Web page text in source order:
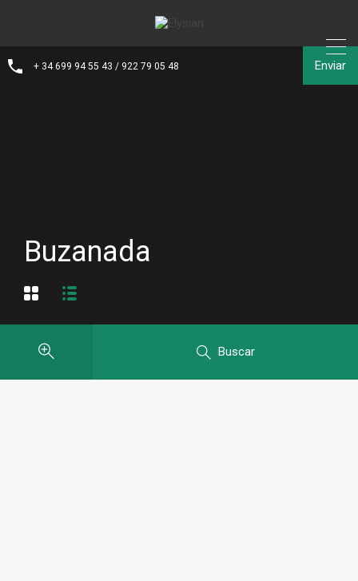
+ 34 699 94 55 43 / 922 79 05 48 Enviar
Buzanada
Buscar